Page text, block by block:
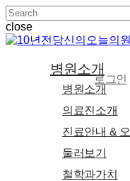
Skip
to
main
content
close
Close
병원소개
병원소개
의료진소개
진료안내 &
둘러보기
철학과가치
로그인